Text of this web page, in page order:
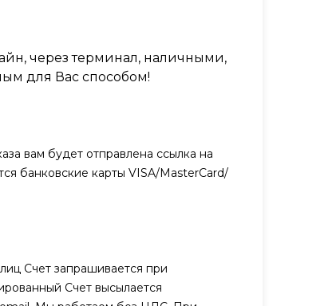
через терминал, наличными,
для Вас способом!
вам будет отправлена ссылка на
банковские карты VISA/MasterCard/
Счет запрашивается при
Счет высылается